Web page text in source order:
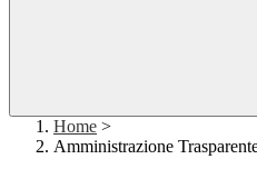
Home >
Amministrazione